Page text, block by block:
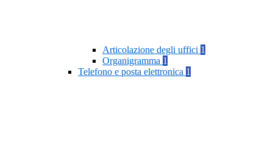
Articolazione degli uffici 1
Organigramma 1
Telefono e posta elettronica 1